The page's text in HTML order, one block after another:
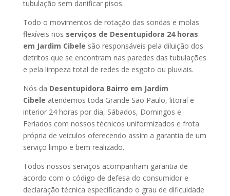
tubulação sem danificar pisos.
Todo o movimentos de rotação das sondas e molas
flexíveis nos serviços de Desentupidora 24 horas
em Jardim Cibele são responsáveis pela diluição dos
detritos que se encontram nas paredes das tubulações
e pela limpeza total de redes de esgoto ou pluviais.
Nós da Desentupidora Bairro em Jardim
Cibele atendemos toda Grande São Paulo, litoral e
interior 24 horas por dia, Sábados, Domingos e
Feriados com nossos técnicos uniformizados e frota
própria de veículos oferecendo assim a garantia de um
serviço limpo e bem realizado.
Todos nossos serviços acompanham garantia de
acordo com o código de defesa do consumidor e
declaração técnica especificando o grau de dificuldade